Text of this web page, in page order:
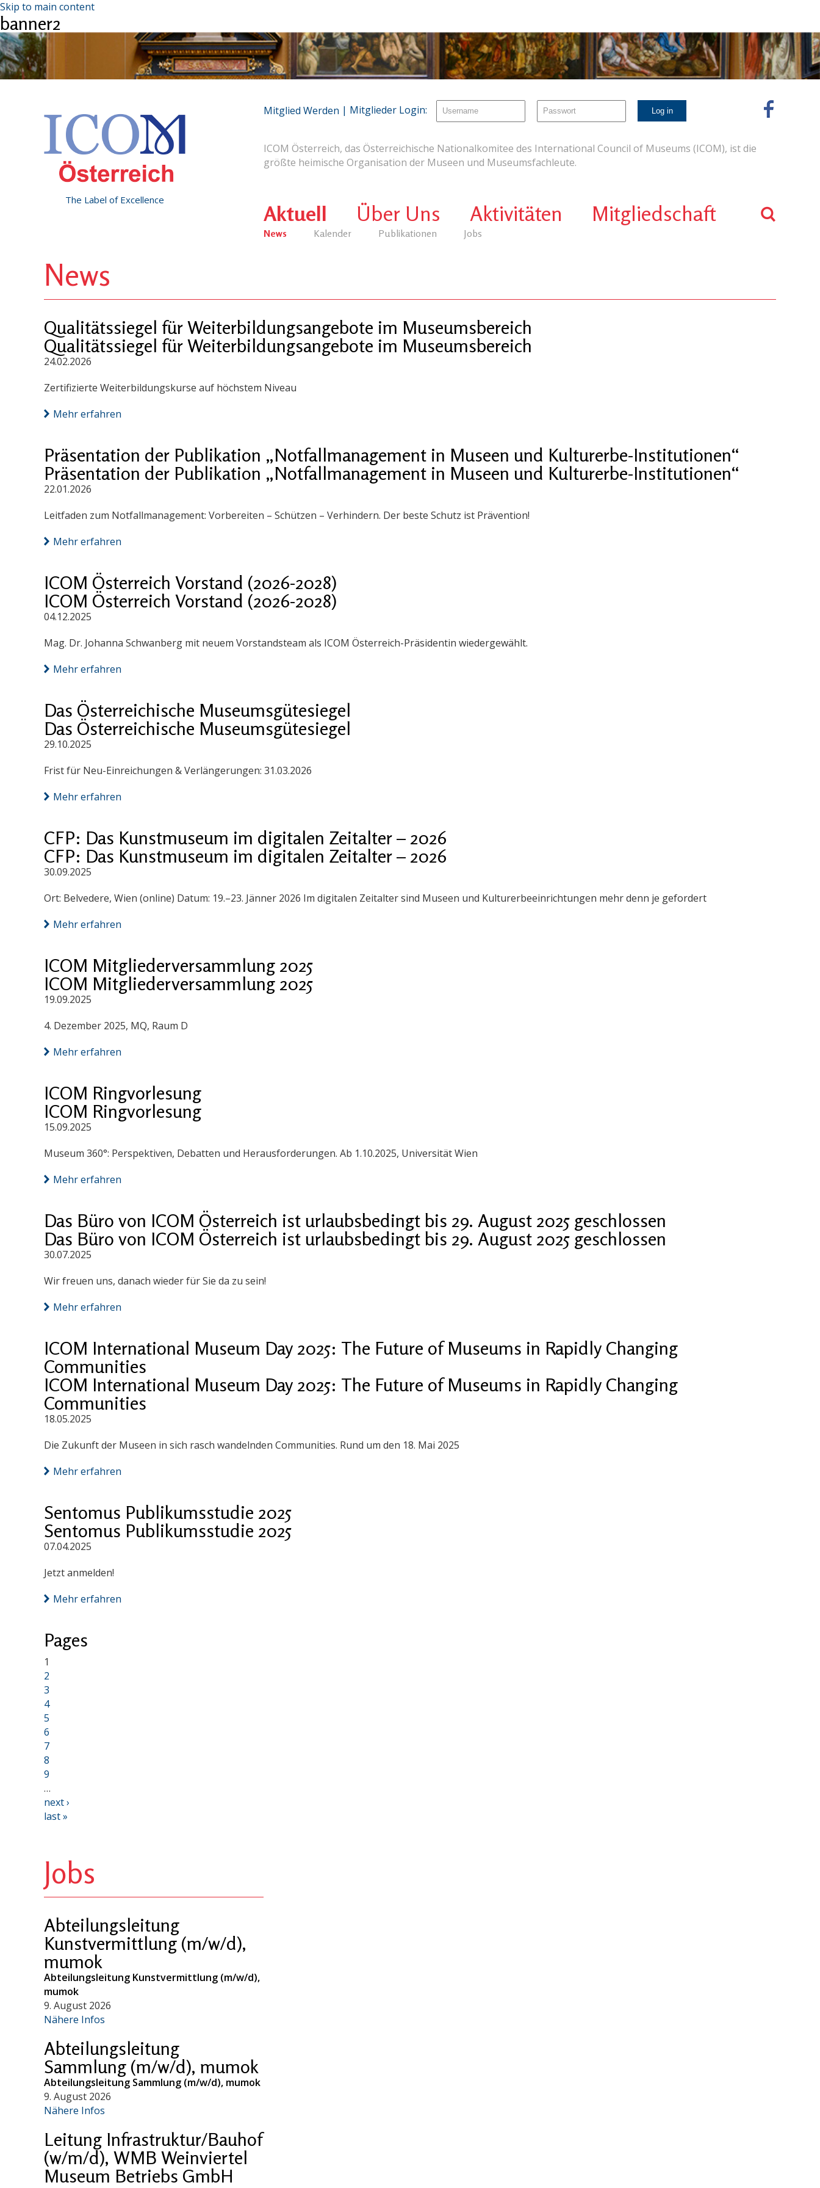
Skip to main content
banner2
The Label of Excellence
ICOM Österreich, das Österreichische Nationalkomitee des International Council of Museums (ICOM), ist die
größte heimische Organisation der Museen und Museumsfachleute.
Aktuell
News Kalender Publikationen Jobs
Über Uns Aktivitäten Mitgliedschaft
Mitglied Werden | Mitglieder Login:
News
Qualitätssiegel für Weiterbildungsangebote im Museumsbereich
Qualitätssiegel für Weiterbildungsangebote im Museumsbereich
24.02.2026
Zertifizierte Weiterbildungskurse auf höchstem Niveau
Mehr erfahren
Präsentation der Publikation „Notfallmanagement in Museen und Kulturerbe-Institutionen“
Präsentation der Publikation „Notfallmanagement in Museen und Kulturerbe-Institutionen“
22.01.2026
Leitfaden zum Notfallmanagement: Vorbereiten – Schützen – Verhindern. Der beste Schutz ist Prävention!
Mehr erfahren
ICOM Österreich Vorstand (2026-2028)
ICOM Österreich Vorstand (2026-2028)
04.12.2025
Mag. Dr. Johanna Schwanberg mit neuem Vorstandsteam als ICOM Österreich-Präsidentin wiedergewählt.
Mehr erfahren
Das Österreichische Museumsgütesiegel
Das Österreichische Museumsgütesiegel
29.10.2025
Frist für Neu-Einreichungen & Verlängerungen: 31.03.2026
Mehr erfahren
CFP: Das Kunstmuseum im digitalen Zeitalter – 2026
CFP: Das Kunstmuseum im digitalen Zeitalter – 2026
30.09.2025
Ort: Belvedere, Wien (online) Datum: 19.–23. Jänner 2026 Im digitalen Zeitalter sind Museen und Kulturerbeeinrichtungen mehr denn je gefordert
Mehr erfahren
ICOM Mitgliederversammlung 2025
ICOM Mitgliederversammlung 2025
19.09.2025
4. Dezember 2025, MQ, Raum D
Mehr erfahren
ICOM Ringvorlesung
ICOM Ringvorlesung
15.09.2025
Museum 360°: Perspektiven, Debatten und Herausforderungen. Ab 1.10.2025, Universität Wien
Mehr erfahren
Das Büro von ICOM Österreich ist urlaubsbedingt bis 29. August 2025 geschlossen
Das Büro von ICOM Österreich ist urlaubsbedingt bis 29. August 2025 geschlossen
30.07.2025
Wir freuen uns, danach wieder für Sie da zu sein!
Mehr erfahren
ICOM International Museum Day 2025: The Future of Museums in Rapidly Changing
Communities
ICOM International Museum Day 2025: The Future of Museums in Rapidly Changing
Communities
18.05.2025
Die Zukunft der Museen in sich rasch wandelnden Communities. Rund um den 18. Mai 2025
Mehr erfahren
Sentomus Publikumsstudie 2025
Sentomus Publikumsstudie 2025
07.04.2025
Jetzt anmelden!
Mehr erfahren
Pages
1
2
3
4
5
6
7
8
9
…
next ›
last »
Jobs
Abteilungsleitung
Kunstvermittlung (m/w/d),
mumok
Abteilungsleitung Kunstvermittlung (m/w/d),
mumok
9. August 2026
Nähere Infos
Abteilungsleitung
Sammlung (m/w/d), mumok
Abteilungsleitung Sammlung (m/w/d), mumok
9. August 2026
Nähere Infos
Leitung Infrastruktur/Bauhof
(w/m/d), WMB Weinviertel
Museum Betriebs GmbH